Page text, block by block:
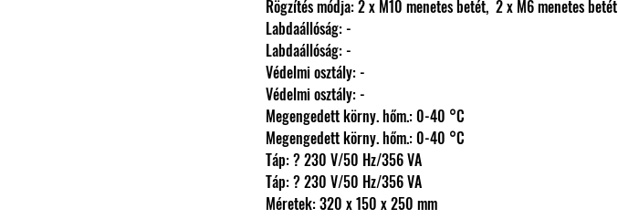
                Rögzítés módja: 2 x M10 menetes betét,  2 x M6 menetes betét
                Labdaállóság: -
                Labdaállóság: -
                Védelmi osztály: -
                Védelmi osztály: -
                Megengedett körny. hőm.: 0-40 °C
                Megengedett körny. hőm.: 0-40 °C
                Táp: ? 230 V/50 Hz/356 VA
                Táp: ? 230 V/50 Hz/356 VA
                Méretek: 320 x 150 x 250 mm